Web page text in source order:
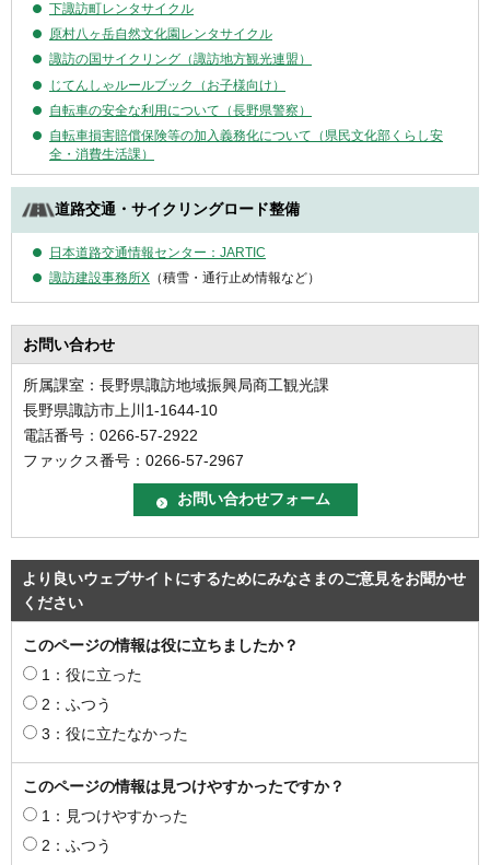
下諏訪町レンタサイクル
原村八ヶ岳自然文化園レンタサイクル
諏訪の国サイクリング（諏訪地方観光連盟）
じてんしゃルールブック（お子様向け）
自転車の安全な利用について（長野県警察）
自転車損害賠償保険等の加入義務化について（県民文化部くらし安
全・消費生活課）
道路交通・サイクリングロード整備
日本道路交通情報センター：JARTIC
諏訪建設事務所X （積雪・通行止め情報など）
お問い合わせ
所属課室：長野県諏訪地域振興局商工観光課
長野県諏訪市上川1-1644-10
電話番号：0266-57-2922
ファックス番号：0266-57-2967
より良いウェブサイトにするためにみなさまのご意見をお聞かせ
ください
このページの情報は役に立ちましたか？
1：役に立った
2：ふつう
3：役に立たなかった
このページの情報は見つけやすかったですか？
1：見つけやすかった
2：ふつう